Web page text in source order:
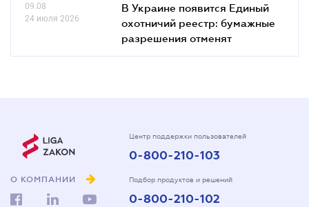
09.08
24 июля 2026
В Украине появится Единый
охотничий реестр: бумажные
разрешения отменят
О КОМПАНИИ
Центр поддержки пользователей
0-800-210-103
Подбор продуктов и решений
0-800-210-102